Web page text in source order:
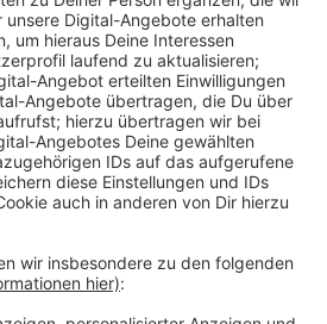
Zwei Wochen lang wird die
voll gesperrt. In den
gibt es dann eine
Umleitungen werden
laufen